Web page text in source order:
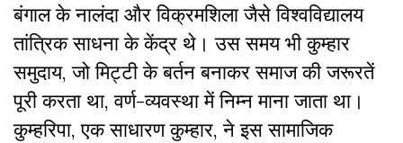
बंगाल के नालंदा और विक्रमशिला जैसे विश्वविद्यालय
तांत्रिक साधना के केंद्र थे। उस समय भी कुम्हार
समुदाय, जो मिट्टी के बर्तन बनाकर समाज की जरूरतें
पूरी करता था, वर्ण-व्यवस्था में निम्न माना जाता था।
कुम्हरिपा, एक साधारण कुम्हार, ने इस सामाजिक